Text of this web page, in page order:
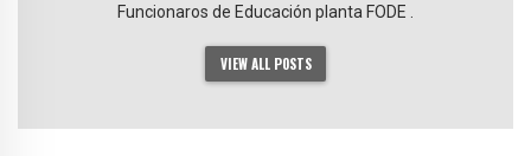
Funcionaros de Educación planta FODE .
VIEW ALL POSTS